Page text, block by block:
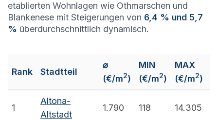
etablierten Wohnlagen wie Othmarschen und
Blankenese mit Steigerungen von 6,4 % und 5,7
% überdurchschnittlich dynamisch.
Rank Stadtteil
⌀
(€/m2)
MIN
(€/m2)
MAX
(€/m2)
1
Altona-
Altstadt
1.790 118 14.305